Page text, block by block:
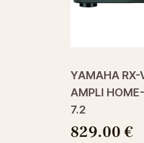
YAMAHA RX-
AMPLI
7.2
829.00 €